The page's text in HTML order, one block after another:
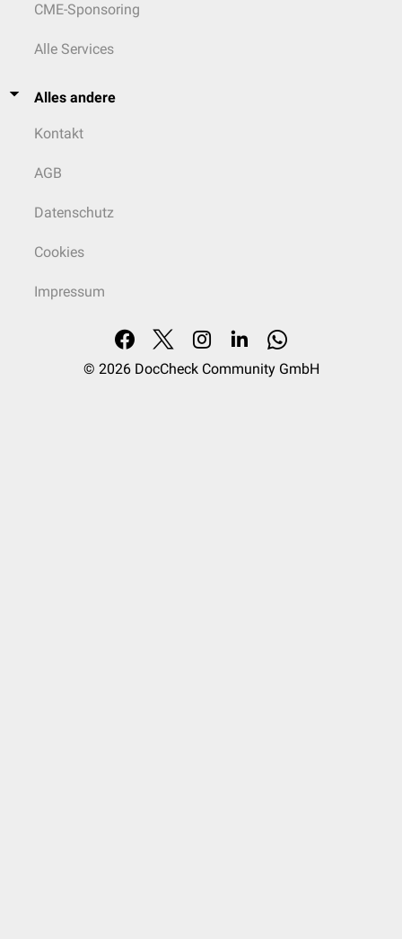
CME-Sponsoring
Alle Services
Alles andere
Kontakt
AGB
Datenschutz
Cookies
Impressum
© 2026 DocCheck Community GmbH